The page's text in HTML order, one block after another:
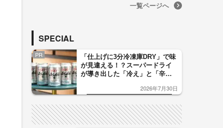
一覧ページへ
SPECIAL
PR
「仕上げに3分冷凍庫DRY」で味
が見違える！？スーパードライ
が導き出した「冷え」と「辛
した「辛口カーブ」が飲み頃の
2026年7月30日